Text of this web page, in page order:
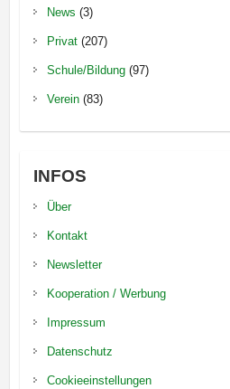
News (3)
Privat(207)
Schule/Bildung(97)
Verein(83)
INFOS
Über
Kontakt
Newsletter
Kooperation / Werbung
Impressum
Datenschutz
Cookieeinstellungen